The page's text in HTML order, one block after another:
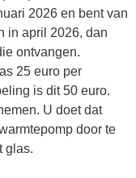
2026 en bent van
in april 2026, dan
ontvangen.
25 euro per
is dit 50 euro.
U doet dat
door te
glas.